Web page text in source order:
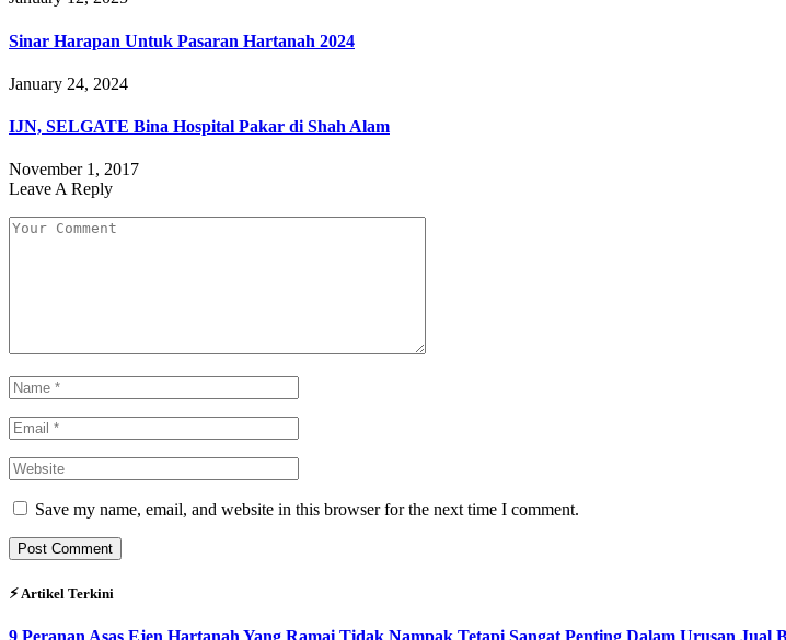
Sinar Harapan Untuk Pasaran Hartanah 2024
January 24, 2024
IJN, SELGATE Bina Hospital Pakar di Shah Alam
November 1, 2017
Leave A Reply
Save my name, email, and website in this browser for the next time I comment.
⚡︎ Artikel Terkini
9 Peranan Asas Ejen Hartanah Yang Ramai Tidak Nampak Tetapi Sangat Penting Dalam Urusan Jual